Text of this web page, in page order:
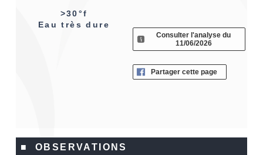
>30°f
Eau très dure
Consulter l'analyse du
11/06/2026
Partager cette page
■ OBSERVATIONS